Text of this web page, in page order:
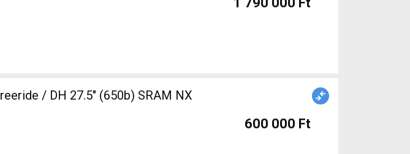
/ DH 27.5" (650b) SRAM NX
600 000 Ft